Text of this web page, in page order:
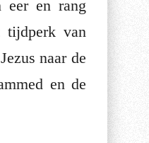
tijdperk van
naar de
en de